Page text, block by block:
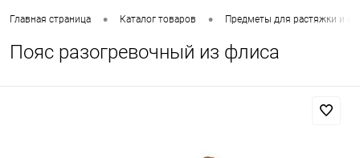
Главная страница • Каталог товаров • Предметы для растяжки и
Пояс разогревочный из флиса